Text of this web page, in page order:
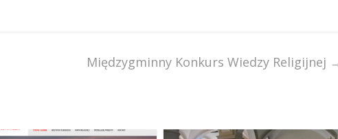
Międzygminny Konkurs Wiedzy Religijnej